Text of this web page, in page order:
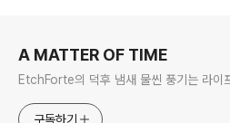
A MATTER OF TIME
EtchForte의 덕후 냄새 물씬 풍기는 라이
구독하기